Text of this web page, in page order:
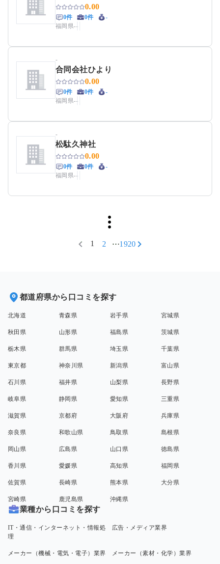
0.00
0件 0件
-
福岡県--
-
合同会社ひより
0.00
0件 0件
-
福岡県--
-
松駄久神社
0.00
0件 0件
-
福岡県--
1 2 1920
都道府県から口コミを探す
北海道 青森県 岩手県 宮城県
秋田県 山形県 福島県 茨城県
栃木県 群馬県 埼玉県 千葉県
東京都 神奈川県 新潟県 富山県
石川県 福井県 山梨県 長野県
岐阜県 静岡県 愛知県 三重県
滋賀県 京都府 大阪府 兵庫県
奈良県 和歌山県 鳥取県 島根県
岡山県 広島県 山口県 徳島県
香川県 愛媛県 高知県 福岡県
佐賀県 長崎県 熊本県 大分県
宮崎県 鹿児島県 沖縄県
業種から口コミを探す
IT・通信・インターネット・情報処
理
広告・メディア業界
メーカー（機械・電気・電子）業界 メーカー（素材・化学）業界